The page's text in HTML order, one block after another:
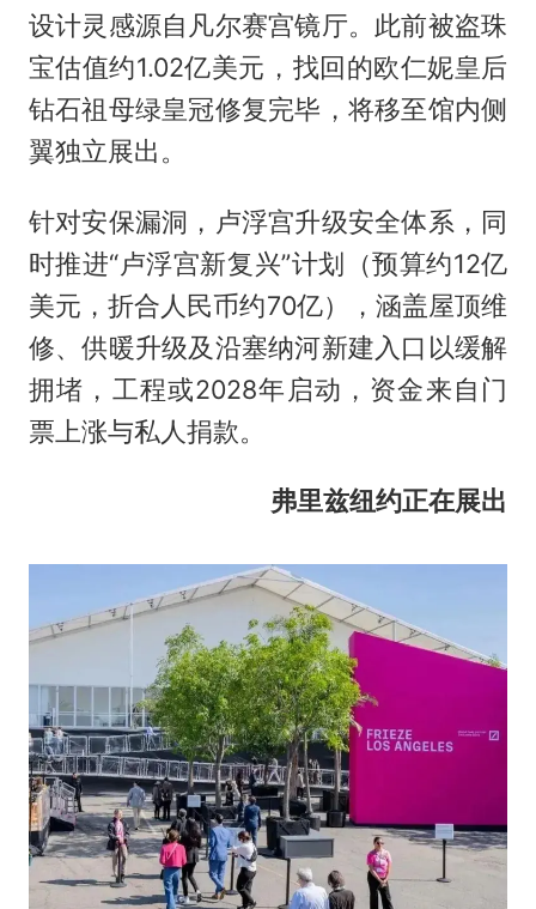
设计灵感源自凡尔赛宫镜厅。此前被盗珠
宝估值约1.02亿美元，找回的欧仁妮皇后
钻石祖母绿皇冠修复完毕，将移至馆内侧
翼独立展出。
针对安保漏洞，卢浮宫升级安全体系，同
时推进“卢浮宫新复兴”计划（预算约12亿
美元，折合人民币约70亿），涵盖屋顶维
修、供暖升级及沿塞纳河新建入口以缓解
拥堵，工程或2028年启动，资金来自门
票上涨与私人捐款。
弗里兹纽约正在展出